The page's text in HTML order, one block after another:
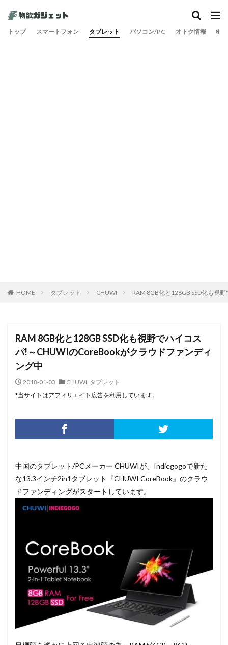
トップ スマートフォン タブレット パソコン/PC オトク情報 旅
HOME タブレット CHUWI RAM 8GB化と128GB SSD化も視
RAM 8GB化と128GB SSD化も視野でハイコス
パ!～CHUWIのCoreBookがクラウドファンディ
ング中
2018-01-03 CHUWI, タブレット
*当サイトはアフィリエイト広告を利用しています。
中国のタブレット/PCメーカー CHUWIが、Indiegogoで新た
な13.3インチ2in1タブレット『CHUWI CoreBook』のクラウ
ドファンディングがスタートしています。
カテゴリー